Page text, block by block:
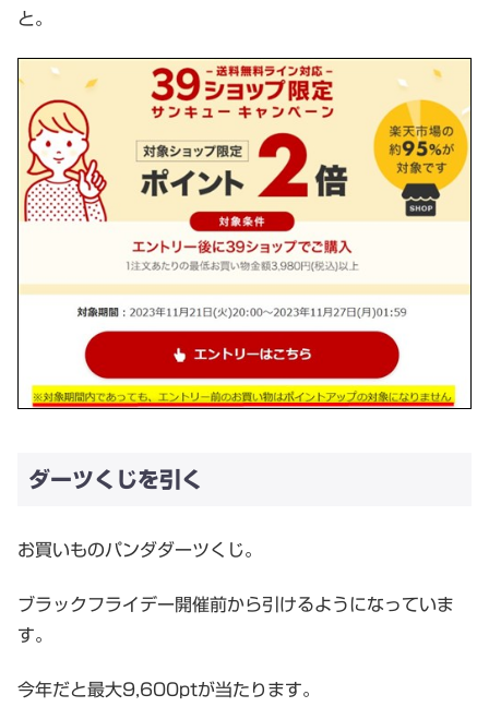
と。
ダーツくじを引く
お買いものパンダダーツくじ。
ブラックフライデー開催前から引けるようになっていま
す。
今年だと最大9,600ptが当たります。